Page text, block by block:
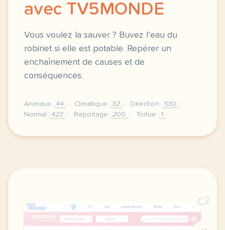
avec TV5MONDE
Vous voulez la sauver ? Buvez l’eau du
robinet si elle est potable. Repérer un
enchaînement de causes et de
conséquences.
Animaux 44 Climatique 32 Direction
530
Normal
423 Reportage 200 Tortue 1
didomi host didomi components button cursor
C2